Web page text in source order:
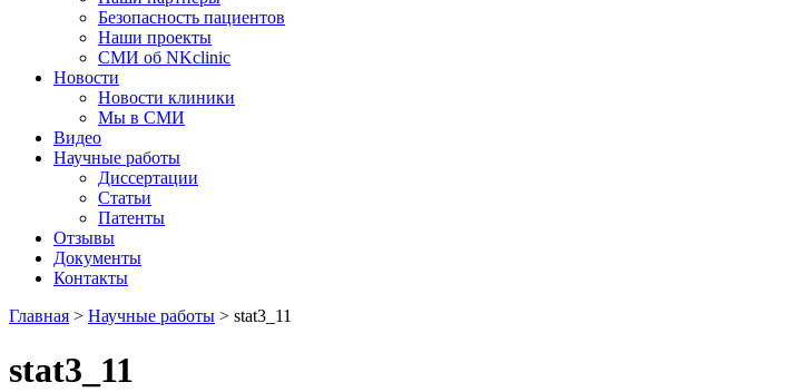
Безопасность пациентов
Наши проекты
СМИ об NKclinic
Новости
Новости клиники
Мы в СМИ
Видео
Научные работы
Диссертации
Статьи
Патенты
Отзывы
Документы
Контакты
Главная > Научные работы > stat3_11
stat3_11